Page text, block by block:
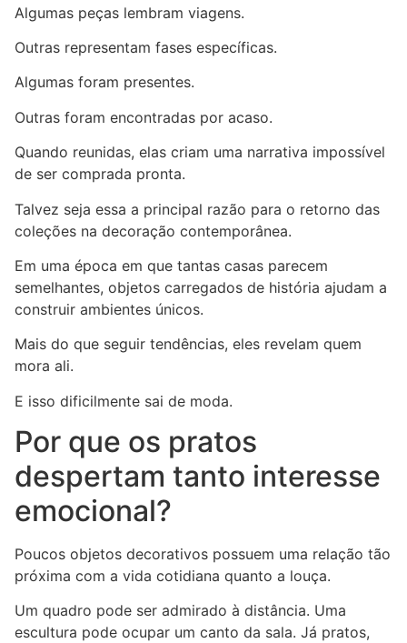
Algumas peças lembram viagens.
Outras representam fases específicas.
Algumas foram presentes.
Outras foram encontradas por acaso.
Quando reunidas, elas criam uma narrativa impossível
de ser comprada pronta.
Talvez seja essa a principal razão para o retorno das
coleções na decoração contemporânea.
Em uma época em que tantas casas parecem
semelhantes, objetos carregados de história ajudam a
construir ambientes únicos.
Mais do que seguir tendências, eles revelam quem
mora ali.
E isso dificilmente sai de moda.
Por que os pratos
despertam tanto interesse
emocional?
Poucos objetos decorativos possuem uma relação tão
próxima com a vida cotidiana quanto a louça.
Um quadro pode ser admirado à distância. Uma
escultura pode ocupar um canto da sala. Já pratos,